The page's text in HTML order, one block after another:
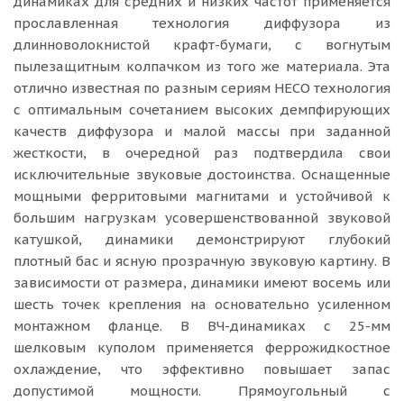
прославленная технология диффузора из
длинноволокнистой крафт-бумаги, с вогнутым
пылезащитным колпачком из того же материала. Эта
отлично известная по разным сериям HECO технология
с оптимальным сочетанием высоких демпфирующих
качеств диффузора и малой массы при заданной
жесткости, в очередной раз подтвердила свои
исключительные звуковые достоинства. Оснащенные
мощными ферритовыми магнитами и устойчивой к
большим нагрузкам усовершенствованной звуковой
катушкой, динамики демонстрируют глубокий
плотный бас и ясную прозрачную звуковую картину. В
зависимости от размера, динамики имеют восемь или
шесть точек крепления на основательно усиленном
монтажном фланце. В ВЧ-динамиках с 25-мм
шелковым куполом применяется феррожидкостное
охлаждение, что эффективно повышает запас
допустимой мощности. Прямоугольный с